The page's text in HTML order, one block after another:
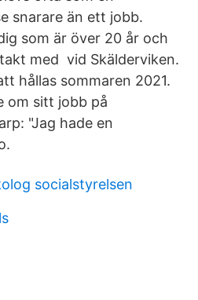
snarare än ett jobb.
som är över 20 år och
med vid Skälderviken.
hållas sommaren 2021.
om sitt jobb på
"Jag hade en
socialstyrelsen